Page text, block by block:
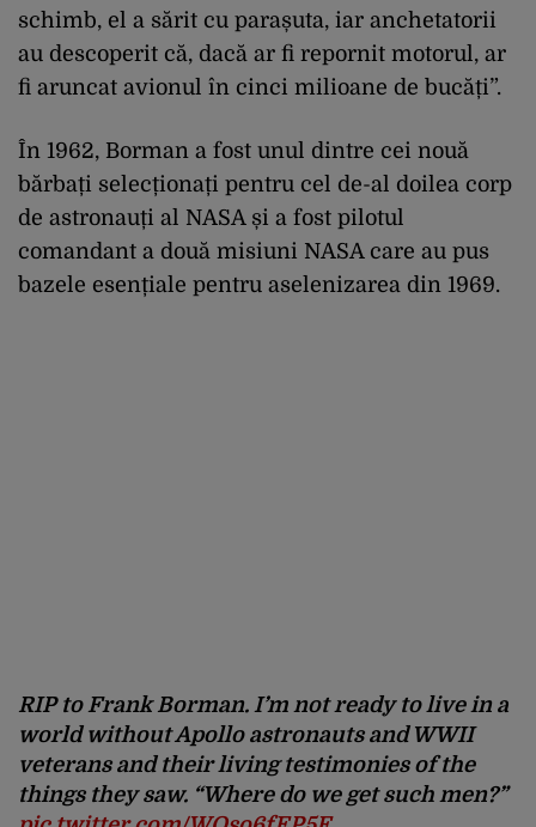
schimb, el a sărit cu parașuta, iar anchetatorii
au descoperit că, dacă ar fi repornit motorul, ar
fi aruncat avionul în cinci milioane de bucăți”.
În 1962, Borman a fost unul dintre cei nouă
bărbați selecționați pentru cel de-al doilea corp
de astronauți al NASA și a fost pilotul
comandant a două misiuni NASA care au pus
bazele esențiale pentru aselenizarea din 1969.
RIP to Frank Borman. I’m not ready to live in a
world without Apollo astronauts and WWII
veterans and their living testimonies of the
things they saw. “Where do we get such men?”